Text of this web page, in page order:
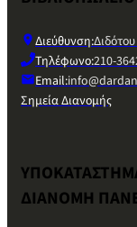
Διεύθυνση:
Τηλέφωνο:210-
Email:
Σημεία Διανομής
ΔΙΑΝΟΜΗ